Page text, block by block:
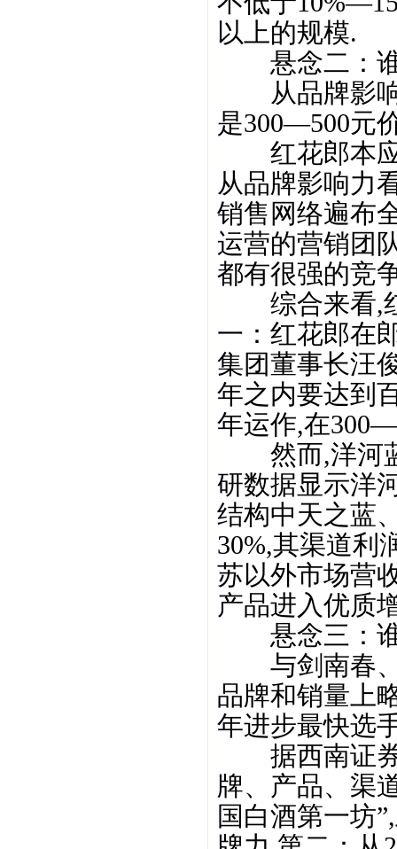
以上的规模.
悬念二：谁
从品牌影响
是300—500元
红花郎本应
从品牌影响力
销售网络遍布
运营的营销团
都有很强的竞
综合来看,红
一：红花郎在
集团董事长汪
年之内要达到
年运作,在
然而,洋河蓝
研数据显示洋
结构中天之蓝
30%,其渠道利
苏以外市场营
产品进入优质
悬念三：谁
与剑南春、
品牌和销量上
年进步最快选
据西南证券
牌、产品、渠
国白酒第一坊